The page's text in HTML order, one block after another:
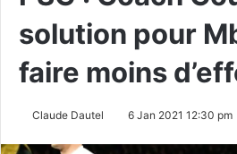
solution pour
faire moins
Claude Dautel 6 Jan 2021 12:30 pm